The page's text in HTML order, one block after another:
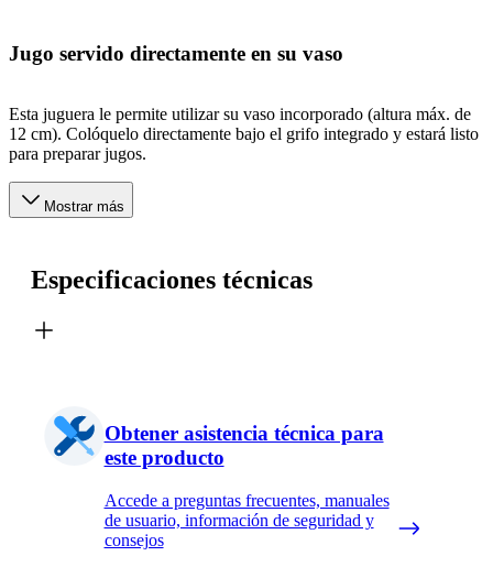
Jugo servido directamente en su vaso
Esta juguera le permite utilizar su vaso incorporado (altura máx. de
12 cm). Colóquelo directamente bajo el grifo integrado y estará listo
para preparar jugos.
Mostrar más
Especificaciones técnicas
Obtener asistencia técnica para
este producto
Accede a preguntas frecuentes, manuales
de usuario, información de seguridad y
consejos